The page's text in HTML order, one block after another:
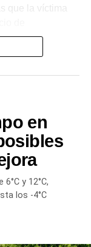
que la víctima
ocurriendo.
ambos
con dinero en
lugar se
se detuvo al
se dirigió a
Obrera,
al segundo
diligencias
en
y 12°C,
los -4°C